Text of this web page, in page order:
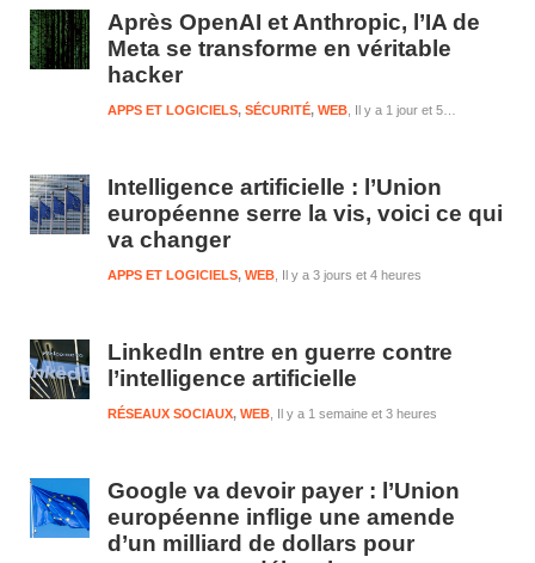
Après OpenAI et Anthropic, l’IA de
Meta se transforme en véritable
hacker
Il y a 1 jour et 5 heures
APPS ET LOGICIELS, SÉCURITÉ, WEB
Intelligence artificielle : l’Union
européenne serre la vis, voici ce qui
va changer
Il y a 3 jours et 4 heures
APPS ET LOGICIELS, WEB
LinkedIn entre en guerre contre
l’intelligence artificielle
Il y a 1 semaine et 3 heures
RÉSEAUX SOCIAUX, WEB
Google va devoir payer : l’Union
européenne inflige une amende
d’un milliard de dollars pour